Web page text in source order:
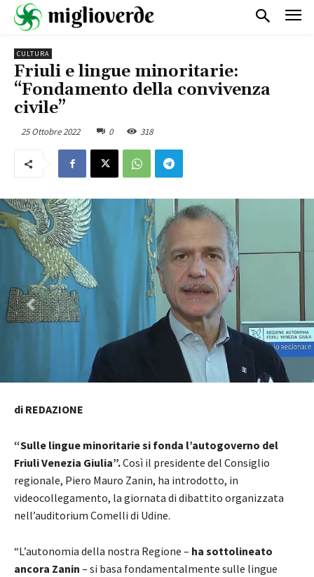
CULTURA
Friuli e lingue minoritarie:
“Fondamento della convivenza
civile”
25 Ottobre 2022 0 318
di REDAZIONE
“Sulle lingue minoritarie si fonda l’autogoverno del
Friuli Venezia Giulia”.Così il presidente del Consiglio
regionale, Piero Mauro Zanin, ha introdotto, in
videocollegamento, la giornata di dibattito organizzata
nell’auditorium Comelli di Udine.
“L’autonomia della nostra Regione – ha sottolineato
ancora Zanin – si basa fondamentalmente sulle lingue